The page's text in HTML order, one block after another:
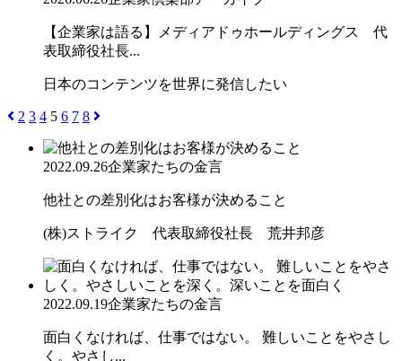
【企業家は語る】メディアドゥホールディングス 代
表取締役社長...
日本のコンテンツを世界に発信したい
2 3 4 5 6 7 8
2022.09.26企業家たちの金言
他社との差別化はお客様が決めること
(株)ストライク 代表取締役社長 荒井邦彦
2022.09.19企業家たちの金言
面白くなければ、仕事ではない。 難しいことをやさし
く。やさし...